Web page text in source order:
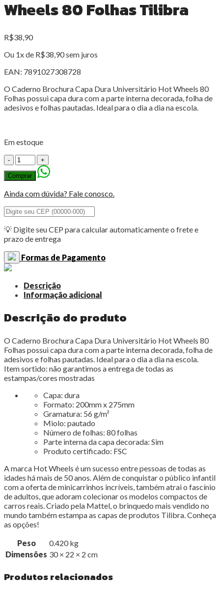
Wheels 80 Folhas Tilibra
R$38,90
Ou 1x de R$38,90sem juros
EAN: 7891027308728
O Caderno Brochura Capa Dura Universitário Hot Wheels 80
Folhas possui capa dura com a parte interna decorada, folha de
adesivos e folhas pautadas. Ideal para o dia a dia na escola.
Em estoque
Caderno
Brochura
Capa
Universitário
Hot
Wheels
Folhas
Tilibra
quantidade
Comprar
Ainda com dúvida? Fale conosco.
💡 Digite seu CEP para calcular automaticamente o frete e
prazo de entrega
Formas de Pagamento
Descrição
Informação adicional
Descrição do produto
O Caderno Brochura Capa Dura Universitário Hot Wheels 80
Folhas possui capa dura com a parte interna decorada, folha de
adesivos e folhas pautadas. Ideal para o dia a dia na escola.
Item sortido: não garantimos a entrega de todas as
estampas/cores mostradas
Capa: dura
Formato: 200mm x 275mm
Gramatura: 56 g/m²
Miolo: pautado
Número de folhas: 80 folhas
Parte interna da capa decorada: Sim
Produto certificado: FSC
A marca Hot Wheels é um sucesso entre pessoas de todas as
idades há mais de 50 anos. Além de conquistar o público infantil
com a oferta de minicarrinhos incríveis, também atrai o fascínio
de adultos, que adoram colecionar os modelos compactos de
carros reais. Criado pela Mattel, o brinquedo mais vendido no
mundo também estampa as capas de produtos Tilibra. Conheça
as opções!
Peso
0.420 kg
Dimensões 30 × 22 × 2 cm
Produtos relacionados